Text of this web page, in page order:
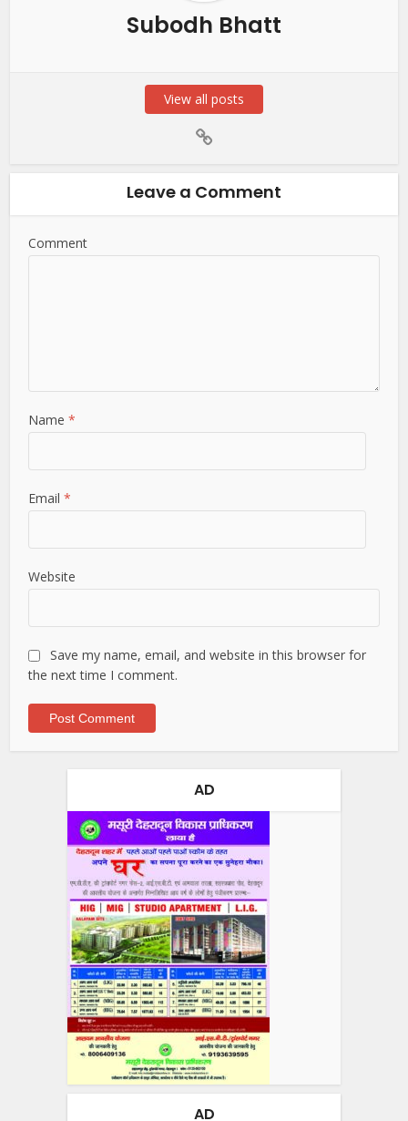
Subodh Bhatt
View all posts
Leave a Comment
Comment
Name*
Email*
Website
Save my name, email, and website in this browser for
the next time I comment.
AD
AD